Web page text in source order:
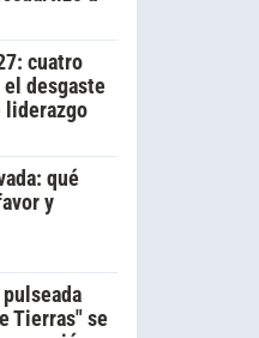
cuatro
desgaste
qué
y
Tierras" se